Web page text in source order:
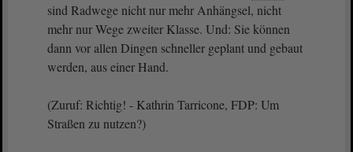
sind Radwege nicht nur mehr Anhängsel, nicht
mehr nur Wege zweiter Klasse. Und: Sie können
dann vor allen Dingen schneller geplant und gebaut
werden, aus einer Hand.
(Zuruf: Richtig! - Kathrin Tarricone, FDP: Um
Straßen zu nutzen?)